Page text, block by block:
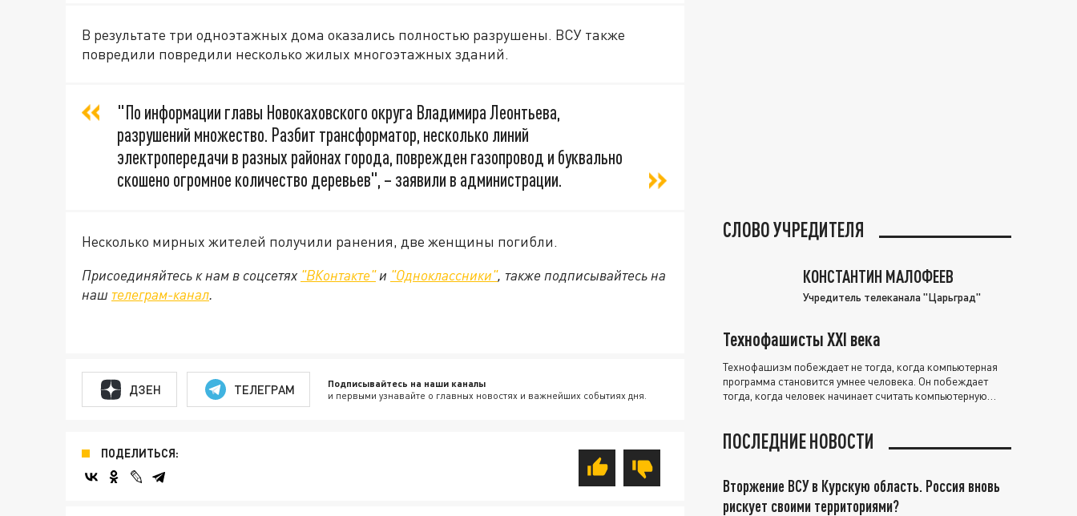
В результате три одноэтажных дома оказались полностью разрушены. ВСУ также
повредили повредили несколько жилых многоэтажных зданий.
"По информации главы Новокаховского округа Владимира Леонтьева,
разрушений множество. Разбит трансформатор, несколько линий
электропередачи в разных районах города, поврежден газопровод и буквально
скошено огромное количество деревьев", – заявили в администрации.
Несколько мирных жителей получили ранения, две женщины погибли.
Присоединяйтесь к нам в соцсетях "ВКонтакте"и "Одноклассники", также подписывайтесь на
наш телеграм-канал.
ДЗЕН ТЕЛЕГРАМ Подписывайтесь на наши каналы
и первыми узнавайте о главных новостях и важнейших событиях дня.
ПОДЕЛИТЬСЯ:
СЛОВО УЧРЕДИТЕЛЯ
КОНСТАНТИН МАЛОФЕЕВ
Учредитель телеканала "Царьград"
Технофашисты XXI века
Технофашизм побеждает не тогда, когда компьютерная
программа становится умнее человека. Он побеждает
тогда, когда человек начинает считать компьютерную
ПОСЛЕДНИЕ НОВОСТИ
Вторжение ВСУ в Курскую область. Россия вновь
рискует своими территориями?